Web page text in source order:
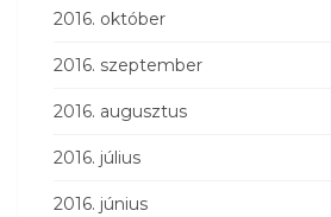
2016. október
2016. szeptember
2016. augusztus
2016. július
2016. június